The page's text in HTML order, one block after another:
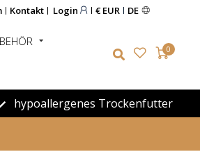
Kontakt Login € EUR DE
0
hypoallergenes Trockenfutter